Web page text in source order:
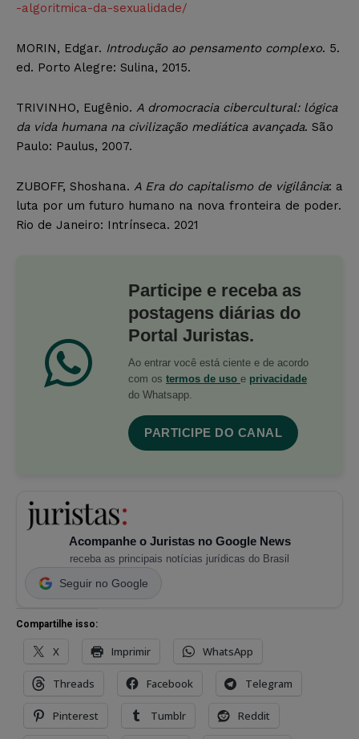
-algoritmica-da-sexualidade/
MORIN, Edgar. Introdução ao pensamento complexo. 5.
ed. Porto Alegre: Sulina, 2015.
TRIVINHO, Eugênio. A dromocracia cibercultural: lógica
da vida humana na civilização mediática avançada. São
Paulo: Paulus, 2007.
ZUBOFF, Shoshana. A Era do capitalismo de vigilância: a
luta por um futuro humano na nova fronteira de poder.
Rio de Janeiro: Intrínseca. 2021
Participe e receba as
postagens diárias do
Portal Juristas.
Ao entrar você está ciente e de acordo
com os termos de uso e privacidade
do Whatsapp.
PARTICIPE DO CANAL
Acompanhe o Juristas no Google News
receba as principais notícias jurídicas do Brasil
Seguir no Google
Compartilhe isso:
X Imprimir WhatsApp
Threads Facebook Telegram
Pinterest Tumblr Reddit